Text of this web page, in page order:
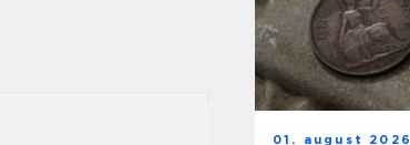
01. august 2026